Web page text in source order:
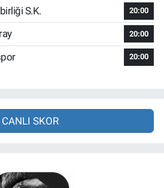
S.K. 20:00
20:00
20:00
CANLI SKOR